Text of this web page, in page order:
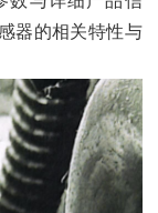
器的相关特性与